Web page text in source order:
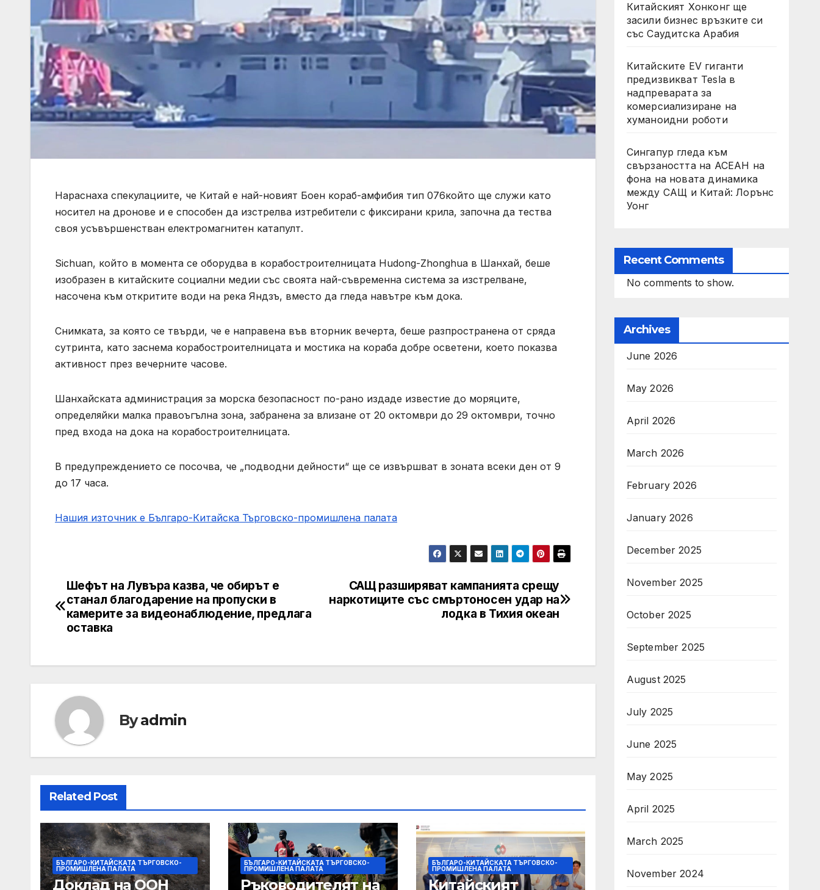
Нараснаха спекулациите, че Китай е най-новият Боен кораб-амфибия тип 076който ще служи като
носител на дронове и е способен да изстрелва изтребители с фиксирани крила, започна да тества
своя усъвършенстван електромагнитен катапулт.
Sichuan, който в момента се оборудва в корабостроителницата Hudong-Zhonghua в Шанхай, беше
изобразен в китайските социални медии със своята най-съвременна система за изстрелване,
насочена към откритите води на река Яндзъ, вместо да гледа навътре към дока.
Снимката, за която се твърди, че е направена във вторник вечерта, беше разпространена от сряда
сутринта, като заснема корабостроителницата и мостика на кораба добре осветени, което показва
активност през вечерните часове.
Шанхайската администрация за морска безопасност по-рано издаде известие до моряците,
определяйки малка правоъгълна зона, забранена за влизане от 20 октомври до 29 октомври, точно
пред входа на дока на корабостроителницата.
В предупреждението се посочва, че „подводни дейности“ ще се извършват в зоната всеки ден от 9
до 17 часа.
Нашия източник е Българо-Китайска Търговско-промишлена палaта
Post
navigation
САЩ разширяват кампанията срещу
наркотиците със смъртоносен удар на
лодка в Тихия океан
Шефът на Лувъра казва, че обирът е
станал благодарение на пропуски в
камерите за видеонаблюдение, предлага
оставка
Byadmin
Related Post
БЪЛГАРО-КИТАЙСКАТА ТЪРГОВСКО-
ПРОМИШЛЕНА ПАЛАТА
Доклад на ООН
БЪЛГАРО-КИТАЙСКАТА ТЪРГОВСКО-
ПРОМИШЛЕНА ПАЛАТА
Ръководителят на
БЪЛГАРО-КИТАЙСКАТА ТЪРГОВСКО-
ПРОМИШЛЕНА ПАЛАТА
Китайският
Китайският Хонконг ще
засили бизнес връзките си
със Саудитска Арабия
Китайските EV гиганти
предизвикват Tesla в
надпреварата за
комерсиализиране на
хуманоидни роботи
Сингапур гледа към
свързаността на АСЕАН на
фона на новата динамика
между САЩ и Китай: Лорънс
Уонг
Recent Comments
No comments to show.
Archives
June 2026
May 2026
April 2026
March 2026
February 2026
January 2026
December 2025
November 2025
October 2025
September 2025
August 2025
July 2025
June 2025
May 2025
April 2025
March 2025
November 2024